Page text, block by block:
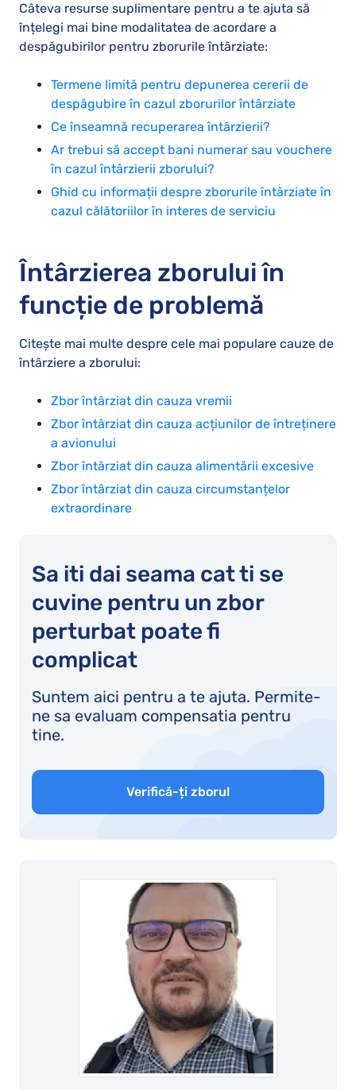
Câteva resurse suplimentare pentru a te ajuta să
înțelegi mai bine modalitatea de acordare a
despăgubirilor pentru zborurile întârziate:
Termene limită pentru depunerea cererii de
despăgubire în cazul zborurilor întârziate
Ce înseamnă recuperarea întârzierii?
Ar trebui să accept bani numerar sau vouchere
în cazul întârzierii zborului?
Ghid cu informații despre zborurile întârziate în
cazul călătoriilor în interes de serviciu
Întârzierea zborului în
funcție de problemă
Citește mai multe despre cele mai populare cauze de
întârziere a zborului:
Zbor întârziat din cauza vremii
Zbor întârziat din cauza acțiunilor de întreținere
a avionului
Zbor întârziat din cauza alimentării excesive
Zbor întârziat din cauza circumstanțelor
extraordinare
Sa iti dai seama cat ti se
cuvine pentru un zbor
perturbat poate fi
complicat
Suntem aici pentru a te ajuta. Permite-
ne sa evaluam compensatia pentru
tine.
Verifică-ți zborul